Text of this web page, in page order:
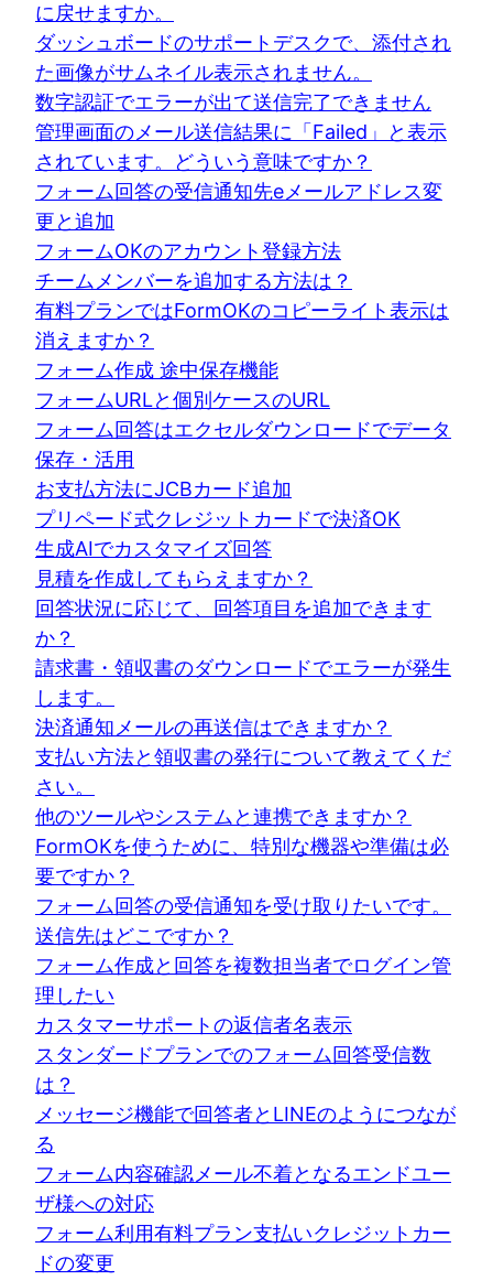
に戻せますか。
ダッシュボードのサポートデスクで、添付され
た画像がサムネイル表示されません。
数字認証でエラーが出て送信完了できません
管理画面のメール送信結果に「Failed」と表示
されています。どういう意味ですか？
フォーム回答の受信通知先eメールアドレス変
更と追加
フォームOKのアカウント登録方法
チームメンバーを追加する方法は？
有料プランではFormOKのコピーライト表示は
消えますか？
フォーム作成 途中保存機能
フォームURLと個別ケースのURL
フォーム回答はエクセルダウンロードでデータ
保存・活用
お支払方法にJCBカード追加
プリペード式クレジットカードで決済OK
生成AIでカスタマイズ回答
見積を作成してもらえますか？
回答状況に応じて、回答項目を追加できます
か？
請求書・領収書のダウンロードでエラーが発生
します。
決済通知メールの再送信はできますか？
支払い方法と領収書の発行について教えてくだ
さい。
他のツールやシステムと連携できますか？
FormOKを使うために、特別な機器や準備は必
要ですか？
フォーム回答の受信通知を受け取りたいです。
送信先はどこですか？
フォーム作成と回答を複数担当者でログイン管
理したい
カスタマーサポートの返信者名表示
スタンダードプランでのフォーム回答受信数
は？
メッセージ機能で回答者とLINEのようにつなが
る
フォーム内容確認メール不着となるエンドユー
ザ様への対応
フォーム利用有料プラン支払いクレジットカー
ドの変更